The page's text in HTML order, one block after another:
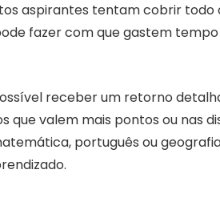
aspirantes tentam cobrir todo
fazer com que gastem
receber um retorno
que valem mais pontos ou nas
português ou